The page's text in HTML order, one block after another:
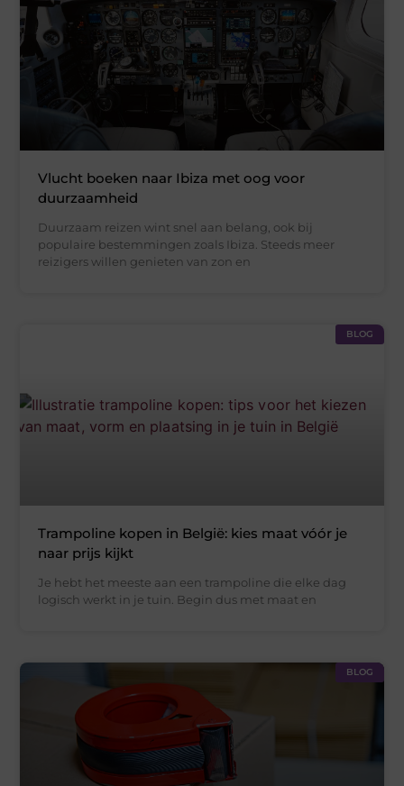
Vlucht boeken naar Ibiza met oog voor
duurzaamheid
Duurzaam reizen wint snel aan belang, ook bij
populaire bestemmingen zoals Ibiza. Steeds meer
reizigers willen genieten van zon en
BLOG
Trampoline kopen in België: kies maat vóór je
naar prijs kijkt
Je hebt het meeste aan een trampoline die elke dag
logisch werkt in je tuin. Begin dus met maat en
BLOG